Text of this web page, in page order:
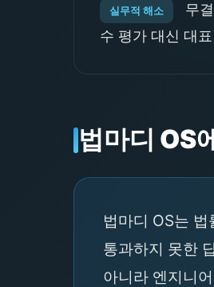
실무적 해소
무
수 평가 대신 대
법마디 OS
법마디 OS는
통과하지 못한
아니라 엔지니